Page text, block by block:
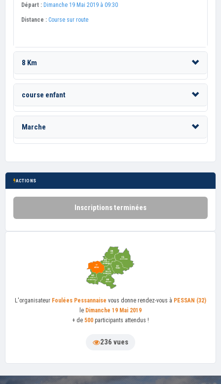
Départ : Dimanche 19 Mai 2019 à 09:30
Distance : Course sur route
8 Km
course enfant
Marche
ACTIONS
Inscriptions terminées
L'organisateur Foulées Pessannaise vous donne rendez-vous à PESSAN (32)
le Dimanche 19 Mai 2019
+ de 500 participants attendus !
236 vues